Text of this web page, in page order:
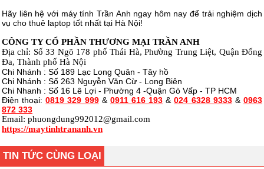
Hãy liên hệ với máy tính Trần Anh ngay hôm nay để trải nghiệm dịch
vụ cho thuê laptop tốt nhất tại Hà Nội!
CÔNG TY CỔ PHẦN THƯƠNG MẠI TRẦN ANH
Địa chỉ: Số 33 Ngõ 178 phố Thái Hà, Phường Trung Liệt, Quận Đống
Đa, Thành phố Hà Nội
Chi Nhánh : Số 189 Lạc Long Quân - Tây hồ
Chi Nhánh : Số 263 Nguyễn Văn Cừ - Long Biên
Chi Nhanh : Số 16 Lê Lợi - Phường 4 -Quận Gò Vấp - TP HCM
Điện thoại:0819 329 999& 0911 616 193 &024 6328 9333&0963
872 333
Email: phuongdung992012@gmail.com
https://maytinhtrananh.vn
TIN TỨC CÙNG LOẠI